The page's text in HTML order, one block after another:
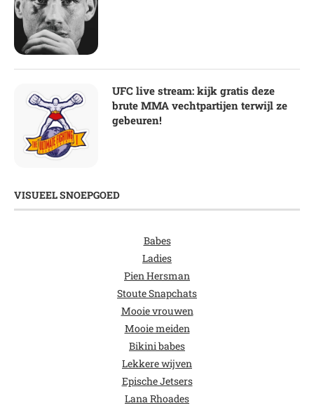
UFC live stream: kijk gratis deze
brute MMA vechtpartijen terwijl ze
gebeuren!
VISUEEL SNOEPGOED
Babes
Ladies
Pien Hersman
Stoute Snapchats
Mooie vrouwen
Mooie meiden
Bikini babes
Lekkere wijven
Epische Jetsers
Lana Rhoades